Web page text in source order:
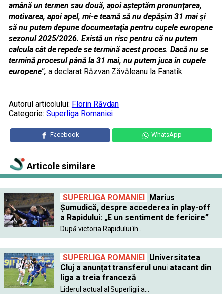
amână un termen sau două, apoi aşteptăm pronunţarea,
motivarea, apoi apel, mi-e teamă să nu depăşim 31 mai şi
să nu putem depune documentaţia pentru cupele europene
sezonul 2025/2026. Există un risc pentru că nu putem
calcula cât de repede se termină acest proces. Dacă nu se
termină procesul până la 31 mai, nu putem juca în cupele
europene", a declarat Răzvan Zăvăleanu la Fanatik.
Autorul articolului: Florin Răvdan
Categorie: Superliga Romaniei
Facebook WhatsApp
Articole similare
SUPERLIGA ROMANIEI
Marius
Șumudică, despre accederea în play-off
a Rapidului: „E un sentiment de fericire”
După victoria Rapidului în...
SUPERLIGA ROMANIEI
Universitatea
Cluj a anunțat transferul unui atacant din
liga a treia franceză
Liderul actual al Superligii a...